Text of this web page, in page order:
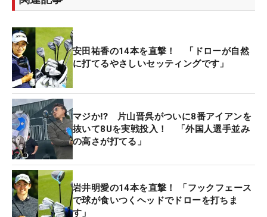
安田祐香の14本を直撃！ 「ドローが自然
に打てるやさしいセッティングです」
マジか⁉ 片山晋呉がついに8番アイアンを
抜いて8Uを実戦投入！ 「外国人選手並み
の高さが打てる」
岩井明愛の14本を直撃！ 「フックフェース
で球が食いつくヘッドでドローを打ちま
す」